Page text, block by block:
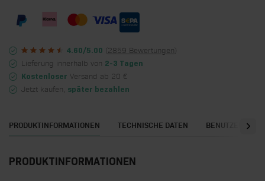
4.60/5.00 (2859 Bewertungen)
Lieferung innerhalb von 2-3 Tagen
Kostenloser Versand ab 20 €
Jetzt kaufen, später bezahlen
PRODUKTINFORMATIONEN TECHNISCHE DATEN
PRODUKTINFORMATIONEN